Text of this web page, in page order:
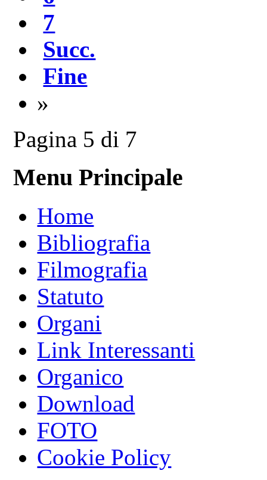
7
Succ.
Fine
»
Pagina 5 di 7
Menu Principale
Home
Bibliografia
Filmografia
Statuto
Organi
Link Interessanti
Organico
Download
FOTO
Cookie Policy